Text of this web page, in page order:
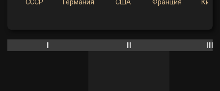
СССР Германия США Франция
I II III